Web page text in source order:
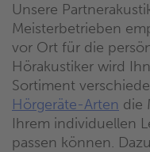
Unsere
Meisterbetrieben
vor Ort für die
Hörakustiker wird
Sortiment
Hörgeräte-Arten die
Ihrem individuellen
passen können.